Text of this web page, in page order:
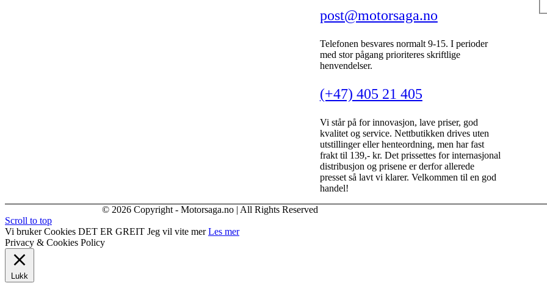
post@motorsaga.no
Telefonen besvares normalt 9-15. I perioder
med stor pågang prioriteres skriftlige
henvendelser.
(+47) 405 21 405
Vi står på for innovasjon, lave priser, god
kvalitet og service. Nettbutikken drives uten
utstillinger eller henteordning, men har fast
frakt til 139,- kr. Det prissettes for internasjonal
distribusjon og prisene er derfor allerede
presset så lavt vi klarer. Velkommen til en god
handel!
© 2026 Copyright - Motorsaga.no | All Rights Reserved
Scroll to top
Vi bruker Cookies DET ER GREIT Jeg vil vite mer Les mer
Privacy & Cookies Policy
Lukk